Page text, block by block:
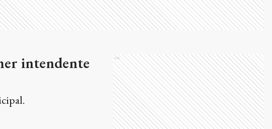
intendente
Ads